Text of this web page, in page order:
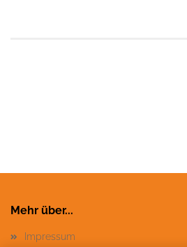
Mehr über...
Impressum